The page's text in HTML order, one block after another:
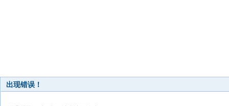
出现错误！